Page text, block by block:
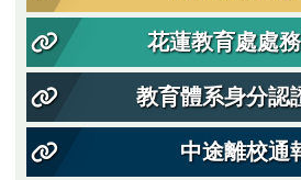
花蓮教育處處
教育體系身分認
中途離校通